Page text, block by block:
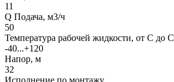
11
Q Подача, м3/ч
50
Температура рабочей жидкости, от С до С
-40...+120
Напор, м
32
Исполнение по монтажу